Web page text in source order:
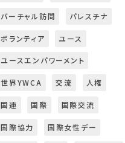
バーチャル訪問 パレスチナ
ボランティア ユース
ユースエンパワーメント
世界YWCA 交流 人権
国連 国際 国際交流
国際協力 国際女性デー